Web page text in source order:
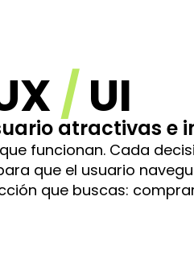
/UI
atractivas e
funcionan. Cada
que el usuario
que buscas: